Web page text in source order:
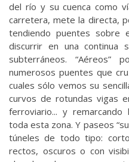
del río y su cuenca como
carretera, mete la directa,
tendiendo puentes sobre
discurrir en una continua
subterráneos. “Aéreos”
numerosos puentes que
cuales sólo vemos su
curvos de rotundas vigas
ferroviario... y
toda esta zona. Y paseos
túneles de todo tipo:
rectos, oscuros o con